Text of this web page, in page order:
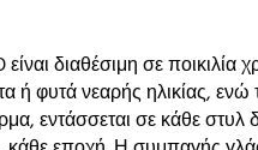
διαθέσιμη σε ποικιλία
ή φυτά νεαρής ηλικίας, ενώ
εντάσσεται σε κάθε στυλ